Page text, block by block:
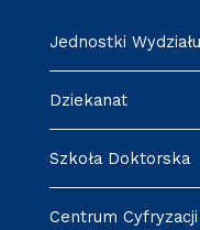
Jednostki Wydziału
Dziekanat
Szkoła Doktorska
Centrum